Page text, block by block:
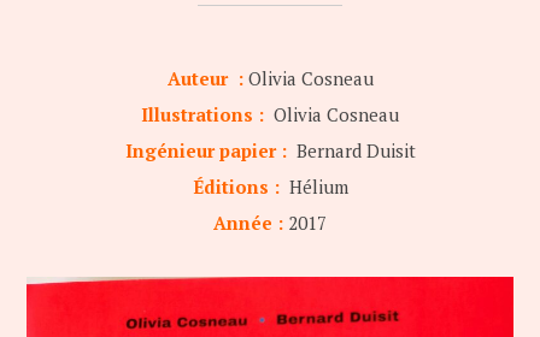
Auteur : Olivia Cosneau
Illustrations : Olivia Cosneau
Ingénieur papier : Bernard Duisit
Éditions :Hélium
Année : 2017